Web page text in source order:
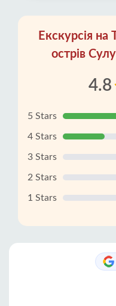
Екскурсія
острів
4.8
5 Stars
4 Stars
3 Stars
2 Stars
1 Stars